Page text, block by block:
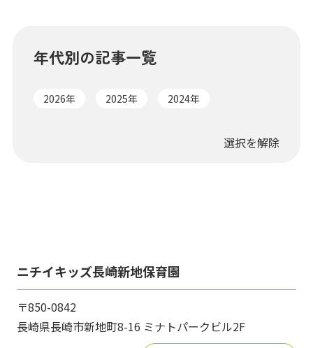
年代別の記事一覧
2026年 2025年 2024年
選択を解除
ニチイキッズ長崎新地保育園
〒850-0842
長崎県長崎市新地町8-16 ミナトパークビル2F